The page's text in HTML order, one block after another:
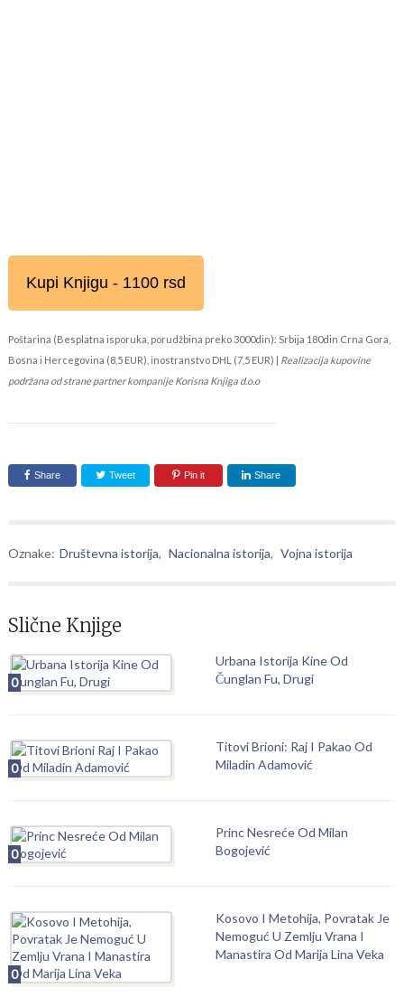
Kupi Knjigu - 1100 rsd
Poštarina (Besplatna isporuka, porudžbina preko 3000din): Srbija 180din Crna Gora,
Bosna i Hercegovina (8,5 EUR), inostranstvo DHL (7,5 EUR) | Realizacija kupovine
podržana od strane partner kompanije Korisna Knjiga d.o.o
Share Tweet Pin it Share
Oznake: Društevna istorija, Nacionalna istorija, Vojna istorija
Slične Knjige
0
Urbana Istorija Kine Od
Čunglan Fu, Drugi
0
Titovi Brioni: Raj I Pakao Od
Miladin Adamović
0
Princ Nesreće Od Milan
Bogojević
0
Kosovo I Metohija, Povratak Je
Nemoguć U Zemlju Vrana I
Manastira Od Marija Lina Veka